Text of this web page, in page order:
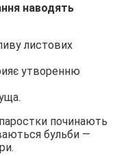
наводять
листових
утворенню
починають
бульби —